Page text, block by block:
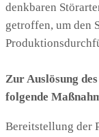
denkbaren
getroffen, um den
Zur Auslösung
folgende
Bereitstellung der